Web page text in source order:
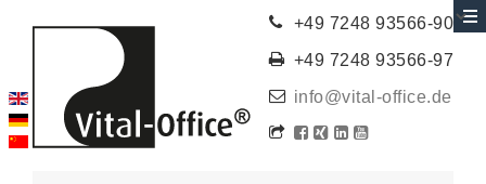
+49 7248 93566-90
+49 7248 93566-97
info@vital-office.de